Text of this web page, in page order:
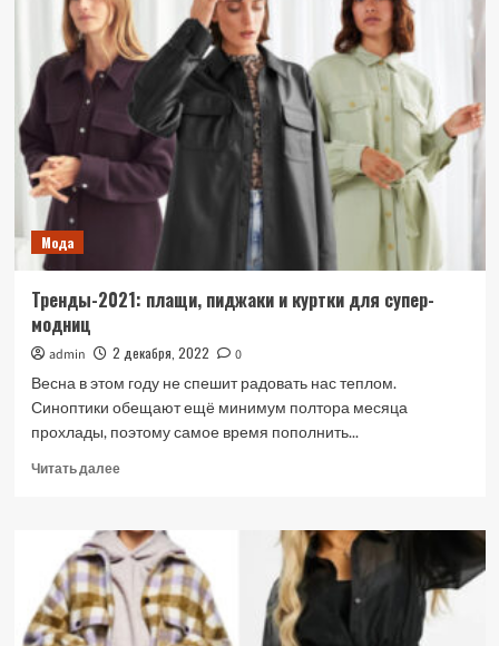
обувь
на
весну
2021-
чем
сочетать
и
как
носить
Мода
Тренды-2021: плащи, пиджаки и куртки для супер-
модниц
admin 2 декабря, 2022
0
Весна в этом году не спешит радовать нас теплом.
Синоптики обещают ещё минимум полтора месяца
прохлады, поэтому самое время пополнить...
Читать далееПрочитать
Тренды-2021:
плащи,
пиджаки
и
куртки